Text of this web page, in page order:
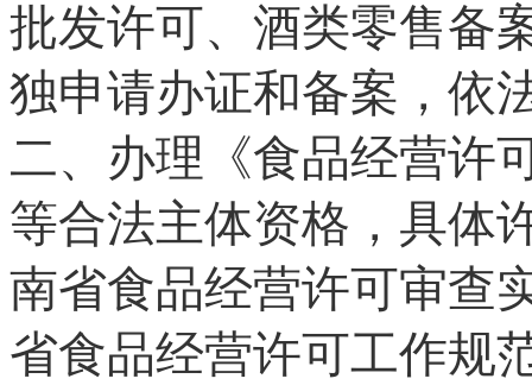
批发许可、酒类零售备
独申请办证和备案 ， 依
二、办理《食品经营许
等合法主体资格 ， 具体
南省食品经营许可审查
省食品经营许可工作规